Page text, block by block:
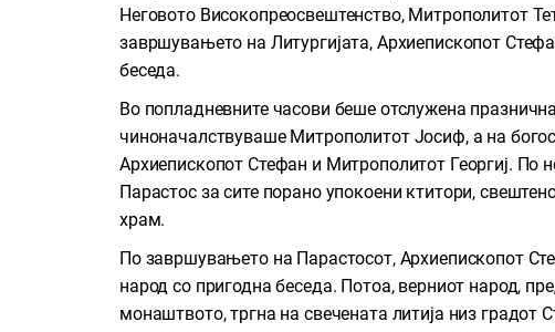
Неговото Високопреосвештенство, Митрополитот
завршувањето на Литургијата, Архиепископот
беседа.
Во попладневните часови беше отслужена
чиноначалствуваше Митрополитот Јосиф, а на
Архиепископот Стефан и Митрополитот Георгиј. По
Парастос за сите порано упокоени ктитори,
храм.
По завршувањето на Парастосот, Архиепископот
народ со пригодна беседа. Потоа, верниот народ,
монаштвото, тргна на свечената литија низ градот